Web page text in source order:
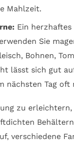
Mahlzeit.
Ein
Sie
Bohnen,
lässt sich gut
nächsten Tag oft
zu erleichtern,
verschiedene